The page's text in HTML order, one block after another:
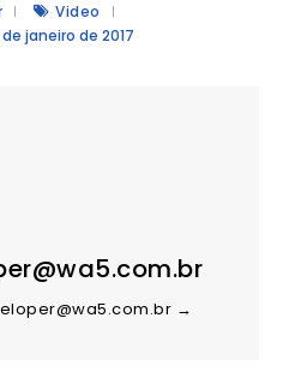
Video
janeiro de 2017
→